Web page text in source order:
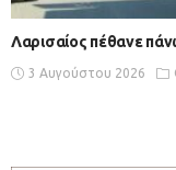
Λαρισαίος πέθανε
3 Αυγούστου 2026